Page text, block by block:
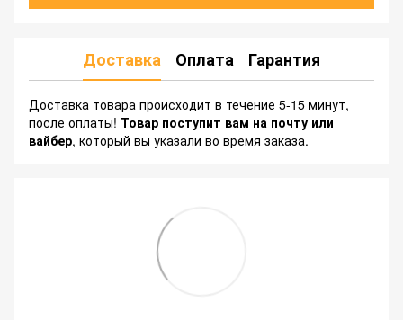
Доставка Оплата Гарантия
Доставка товара происходит в течение 5-15 минут,
после оплаты! Товар поступит вам на почту или
вайбер, который вы указали во время заказа.